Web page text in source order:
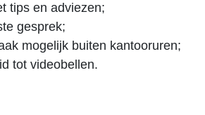
tips en adviezen;
gesprek;
mogelijk buiten kantooruren;
tot videobellen.